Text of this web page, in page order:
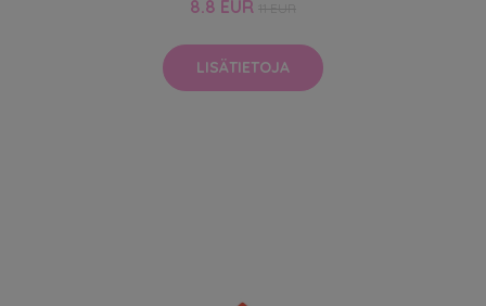
8.8 EUR
LISÄTIETOJA